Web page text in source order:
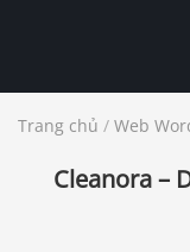
Trang chủ / Web
Cleanora –